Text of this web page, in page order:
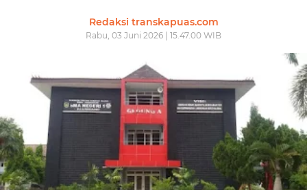
Redaksi transkapuas.com
Rabu, 03 Juni 2026 | 15.47.00 WIB